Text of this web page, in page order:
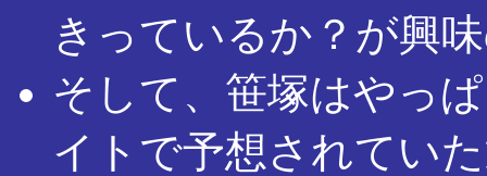
きっているか？が興
そして、笹塚はやっ
イトで予想されてい